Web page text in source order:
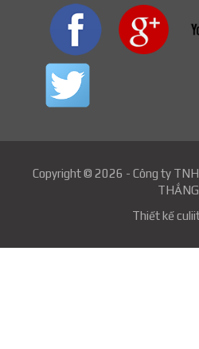
Copyright © 2026 - Công ty
THẮNG
Thiết kế